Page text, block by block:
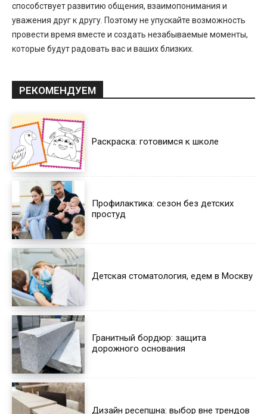
способствует развитию общения, взаимопонимания и
уважения друг к другу. Поэтому не упускайте возможность
провести время вместе и создать незабываемые моменты,
которые будут радовать вас и ваших близких.
РЕКОМЕНДУЕМ
Раскраска: готовимся к школе
Профилактика: сезон без детских
простуд
Детская стоматология, едем в Москву
Гранитный бордюр: защита
дорожного основания
Дизайн ресепшна: выбор вне трендов